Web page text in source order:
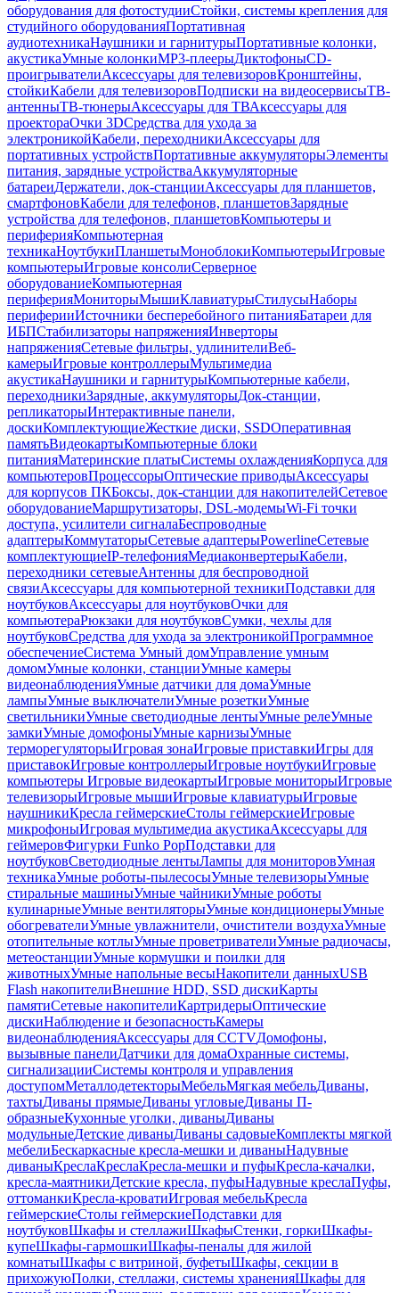
оборудования для фотостудииСтойки, системы крепления для
студийного оборудованияПортативная
аудиотехникаНаушники и гарнитурыПортативные колонки,
акустикаУмные колонкиMP3-плеерыДиктофоныCD-
проигрывателиАксессуары для телевизоровКронштейны,
стойкиКабели для телевизоровПодписки на видеосервисыТВ-
антенныТВ-тюнерыАксессуары для ТВАксессуары для
проектораОчки 3DСредства для ухода за
электроникойКабели, переходникиАксессуары для
портативных устройствПортативные аккумуляторыЭлементы
питания, зарядные устройстваАккумуляторные
батареиДержатели, док-станцииАксессуары для планшетов,
смартфоновКабели для телефонов, планшетовЗарядные
устройства для телефонов, планшетовКомпьютеры и
периферияКомпьютерная
техникаНоутбукиПланшетыМоноблокиКомпьютерыИгровые
компьютерыИгровые консолиСерверное
оборудованиеКомпьютерная
периферияМониторыМышиКлавиатурыСтилусыНаборы
периферииИсточники бесперебойного питанияБатареи для
ИБПСтабилизаторы напряженияИнверторы
напряженияСетевые фильтры, удлинителиВеб-
камерыИгровые контроллерыМультимедиа
акустикаНаушники и гарнитурыКомпьютерные кабели,
переходникиЗарядные, аккумуляторыДок-станции,
репликаторыИнтерактивные панели,
доскиКомплектующиеЖесткие диски, SSDОперативная
памятьВидеокартыКомпьютерные блоки
питанияМатеринские платыСистемы охлажденияКорпуса для
компьютеровПроцессорыОптические приводыАксессуары
для корпусов ПКБоксы, док-станции для накопителейСетевое
оборудованиеМаршрутизаторы, DSL-модемыWi-Fi точки
доступа, усилители сигналаБеспроводные
адаптерыКоммутаторыСетевые адаптерыPowerlineСетевые
комплектующиеIP-телефонияМедиаконвертерыКабели,
переходники сетевыеАнтенны для беспроводной
связиАксессуары для компьютерной техникиПодставки для
ноутбуковАксессуары для ноутбуковОчки для
компьютераРюкзаки для ноутбуковСумки, чехлы для
ноутбуковСредства для ухода за электроникойПрограммное
обеспечениеСистема Умный домУправление умным
домомУмные колонки, станцииУмные камеры
видеонаблюденияУмные датчики для домаУмные
лампыУмные выключателиУмные розеткиУмные
светильникиУмные светодиодные лентыУмные релеУмные
замкиУмные домофоныУмные карнизыУмные
терморегуляторыИгровая зонаИгровые приставкиИгры для
приставокИгровые контроллерыИгровые ноутбукиИгровые
компьютеры Игровые видеокартыИгровые мониторыИгровые
телевизорыИгровые мышиИгровые клавиатурыИгровые
наушникиКресла геймерскиеСтолы геймерскиеИгровые
микрофоныИгровая мультимедиа акустикаАксессуары для
геймеровФигурки Funko PopПодставки для
ноутбуковСветодиодные лентыЛампы для мониторовУмная
техникаУмные роботы-пылесосыУмные телевизорыУмные
стиральные машиныУмные чайникиУмные роботы
кулинарныеУмные вентиляторыУмные кондиционерыУмные
обогревателиУмные увлажнители, очистители воздухаУмные
отопительные котлыУмные проветривателиУмные радиочасы,
метеостанцииУмные кормушки и поилки для
животныхУмные напольные весыНакопители данныхUSB
Flash накопителиВнешние HDD, SSD дискиКарты
памятиСетевые накопителиКартридерыОптические
дискиНаблюдение и безопасностьКамеры
видеонаблюденияАксессуары для CCTVДомофоны,
вызывные панелиДатчики для домаОхранные системы,
сигнализацииСистемы контроля и управления
доступомМеталлодетекторыМебельМягкая мебельДиваны,
тахтыДиваны прямыеДиваны угловыеДиваны П-
образныеКухонные уголки, диваныДиваны
модульныеДетские диваныДиваны садовыеКомплекты мягкой
мебелиБескаркасные кресла-мешки и диваныНадувные
диваныКреслаКреслаКресла-мешки и пуфыКресла-качалки,
кресла-маятникиДетские кресла, пуфыНадувные креслаПуфы,
оттоманкиКресла-кроватиИгровая мебельКресла
геймерскиеСтолы геймерскиеПодставки для
ноутбуковШкафы и стеллажиШкафыСтенки, горкиШкафы-
купеШкафы-гармошкиШкафы-пеналы для жилой
комнатыШкафы с витриной, буфетыШкафы, секции в
прихожуюПолки, стеллажи, системы храненияШкафы для